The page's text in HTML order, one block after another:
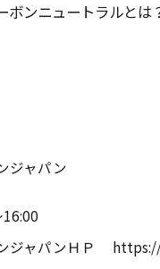
ボンニュートラルと
ジャパン
ジャパンＨＰ